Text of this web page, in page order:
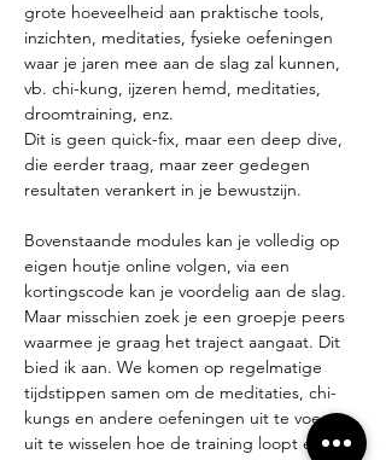
grote hoeveelheid aan praktische tools,
inzichten, meditaties, fysieke oefeningen
waar je jaren mee aan de slag zal kunnen,
vb. chi-kung, ijzeren hemd, meditaties,
droomtraining, enz.
Dit is geen quick-fix, maar een deep dive,
die eerder traag, maar zeer gedegen
resultaten verankert in je bewustzijn.
Bovenstaande modules kan je volledig op
eigen houtje online volgen, via een
kortingscode kan je voordelig aan de slag.
Maar misschien zoek je een groepje peers
waarmee je graag het traject aangaat. Dit
bied ik aan. We komen op regelmatige
tijdstippen samen om de meditaties, chi-
kungs en andere oefeningen uit te voeren,
uit te wisselen hoe de training loopt en